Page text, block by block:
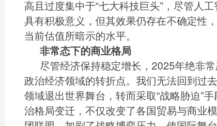
高且过度集中于“七大科技巨头”，尽管人
具有积极意义，但其效果仍存在不确定性
当前估值所暗示的水平。
非常态下的商业格局
尽管经济保持稳定增长，2025年绝非
政治经济领域的转折点。我们无法回到过
领域退出世界舞台，转而采取“战略胁迫”
治格局变迁，不仅改变了各国贸易与商业